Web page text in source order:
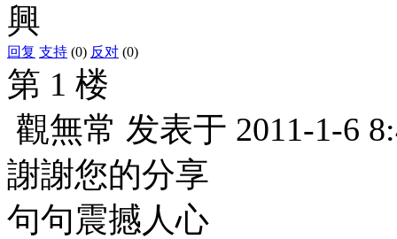
興
回复 支持 (0) 反对 (0)
第 1 楼
觀無常 发表于 2011-1-6
謝謝您的分享
句句震撼人心